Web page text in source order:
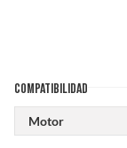
COMPATIBILIDAD
Motor